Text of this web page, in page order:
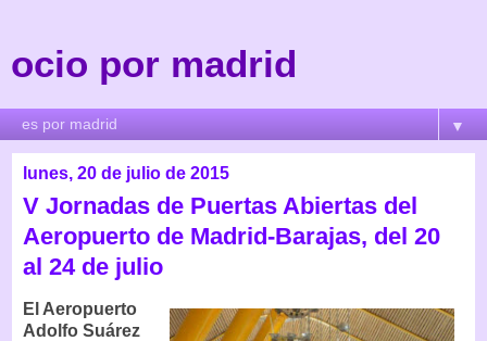
ocio por madrid
▼
lunes, 20 de julio de 2015
V Jornadas de Puertas Abiertas del
Aeropuerto de Madrid-Barajas, del 20
al 24 de julio
El Aeropuerto
Adolfo Suárez